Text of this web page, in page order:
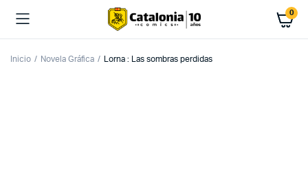
0
Inicio Novela Gráfica Lorna : Las sombras perdidas